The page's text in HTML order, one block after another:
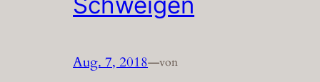
Aug. 7, 2018—von